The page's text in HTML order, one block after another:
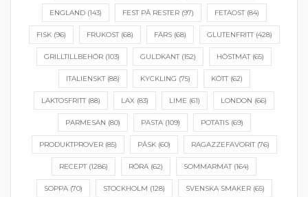
ENGLAND(143) FEST PÅ RESTER(97) FETAOST(84)
FISK(96) FRUKOST(68) FÄRS(68) GLUTENFRITT(428)
GRILLTILLBEHÖR (103) GULDKANT(152) HÖSTMAT(65)
ITALIENSKT(88) KYCKLING (75) KÖTT(62)
LAKTOSFRITT(88) LAX (83) LIME (61) LONDON (66)
PARMESAN (80) PASTA(109) POTATIS(69)
PRODUKTPROVER(85) PÅSK(60) RAGAZZEFAVORIT(76)
RECEPT(1286) RÖRA (62) SOMMARMAT(164)
SOPPA(70) STOCKHOLM (128) SVENSKA SMAKER(65)